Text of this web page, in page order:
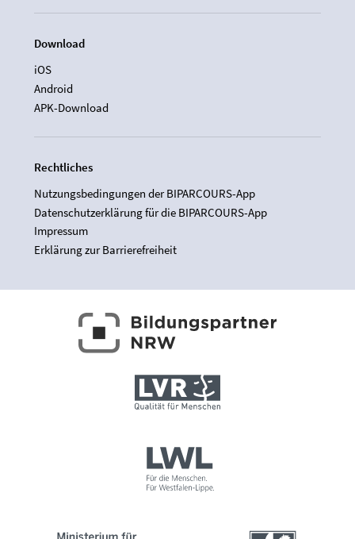
Download
iOS
Android
APK-Download
Rechtliches
Nutzungsbedingungen der BIPARCOURS-App
Datenschutzerklärung für die BIPARCOURS-App
Impressum
Erklärung zur Barrierefreiheit